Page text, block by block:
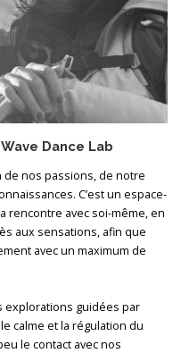
Dance Lab
de nos passions, de notre
C’est un espace-
rencontre avec soi-même, en
aux sensations, afin que
avec un maximum de
explorations guidées par
calme et la régulation du
le contact avec nos